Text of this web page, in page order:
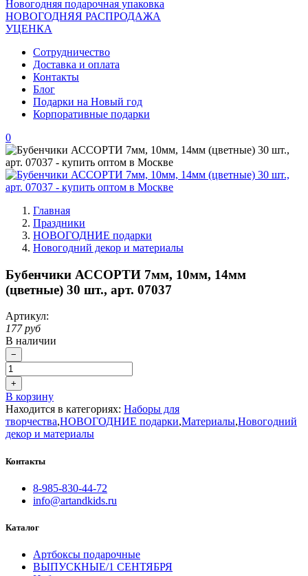
Новогодняя подарочная упаковка
НОВОГОДНЯЯ РАСПРОДАЖА
УЦЕНКА
Сотрудничество
Доставка и оплата
Контакты
Блог
Подарки на Новый год
Корпоративные подарки
0
Главная
Праздники
НОВОГОДНИЕ подарки
Новогодний декор и материалы
Бубенчики АССОРТИ 7мм, 10мм, 14мм
(цветные) 30 шт., арт. 07037
Артикул:
177 руб
В наличии
−
+
В корзину
Находится в категориях: Наборы для
творчества,НОВОГОДНИЕ подарки,Материалы,Новогодний
декор и материалы
Контакты
8-985-830-44-72
info@artandkids.ru
Каталог
Артбоксы подарочные
ВЫПУСКНЫЕ/1 СЕНТЯБРЯ